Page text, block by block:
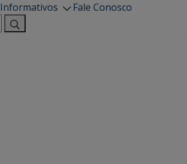
Informativos
Fale Conosco